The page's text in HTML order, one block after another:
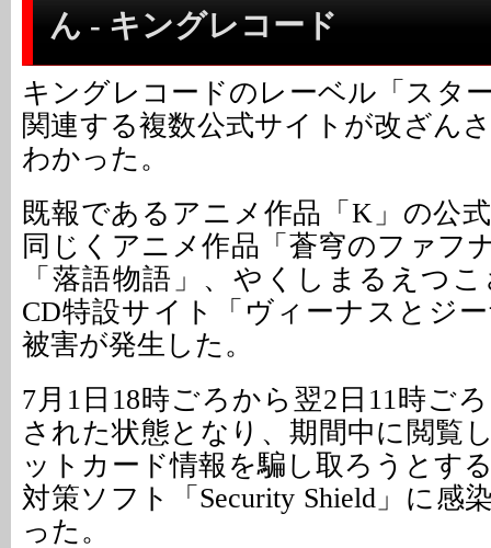
ん - キングレコード
キングレコードのレーベル「スタ
関連する複数公式サイトが改ざん
わかった。
既報であるアニメ作品「K」の公
同じくアニメ作品「蒼穹のファフ
「落語物語」、やくしまるえつ
CD特設サイト「ヴィーナスとジ
被害が発生した。
7月1日18時ごろから翌2日11時ご
された状態となり、期間中に閲覧
ットカード情報を騙し取ろうとす
対策ソフト「Security Shield」に感
った。